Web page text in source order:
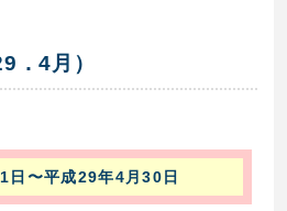
．4月）
日〜平成29年4月30日